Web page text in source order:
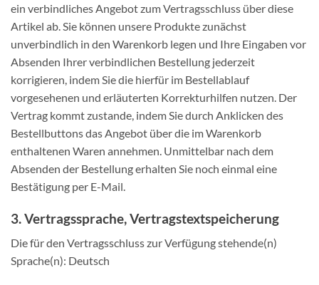
ein verbindliches Angebot zum Vertragsschluss über diese
Artikel ab. Sie können unsere Produkte zunächst
unverbindlich in den Warenkorb legen und Ihre Eingaben vor
Absenden Ihrer verbindlichen Bestellung jederzeit
korrigieren, indem Sie die hierfür im Bestellablauf
vorgesehenen und erläuterten Korrekturhilfen nutzen. Der
Vertrag kommt zustande, indem Sie durch Anklicken des
Bestellbuttons das Angebot über die im Warenkorb
enthaltenen Waren annehmen. Unmittelbar nach dem
Absenden der Bestellung erhalten Sie noch einmal eine
Bestätigung per E-Mail.
3. Vertragssprache, Vertragstextspeicherung
Die für den Vertragsschluss zur Verfügung stehende(n)
Sprache(n): Deutsch